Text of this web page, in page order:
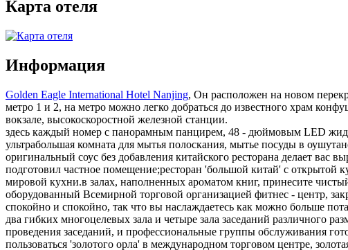
Карта отеля
Информация
Golden Eagle International Hotel Nanjing, Он расположен на новом
метро 1 и 2, на метро можно легко добраться до известного храм
вокзале, высокоскоростной железной станции.
здесь каждый номер с панорамным панцирем, 48 - дюймовым LED
ультрабольшая комната для мытья полоскания, мытье посуды в
оригинальный соус без добавления китайского ресторана делает вас
подготовил частное помещение;ресторан 'большой китай' с открытой
мировой кухни.в залах, наполненных ароматом книг, принесите
оборудованный Всемирной торговой организацией фитнес - центр,
спокойно и спокойно, так что вы наслаждаетесь как можно больше
два гибких многоцелевых зала и четыре зала заседаний различного
проведения заседаний, и профессиональные группы обслуживания
пользоваться 'золотого орла' в международном торговом центре,